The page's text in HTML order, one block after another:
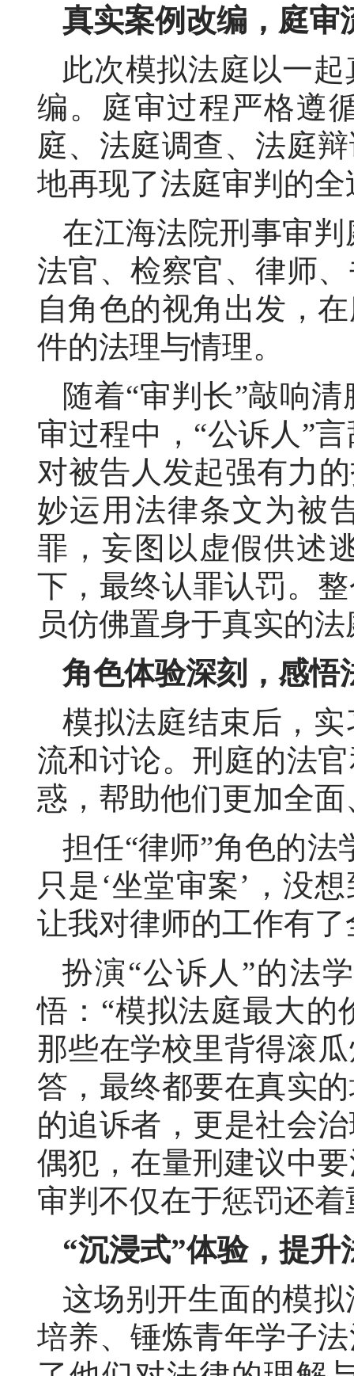
真实案例改编，庭审
此次模拟法庭以一
编。庭审过程严格遵
庭、法庭调查、法庭
地再现了法庭审判的全
在江海法院刑事审
法官、检察官、律师
自角色的视角出发，
件的法理与情理。
随着“审判长”敲响
审过程中，“公诉人”
对被告人发起强有力
妙运用法律条文为被
罪，妄图以虚假供述
下，最终认罪认罚。
员仿佛置身于真实的
角色体验深刻，感悟
模拟法庭结束后，
流和讨论。刑庭的法
惑，帮助他们更加全
担任“律师”角色的
只是‘坐堂审案’，没
让我对律师的工作有
扮演“公诉人”的法
悟：“模拟法庭最大的
那些在学校里背得滚
答，最终都要在真实
的追诉者，更是社会
偶犯，在量刑建议中
审判不仅在于惩罚还着
“沉浸式”体验，提升
这场别开生面的模
培养、锤炼青年学子